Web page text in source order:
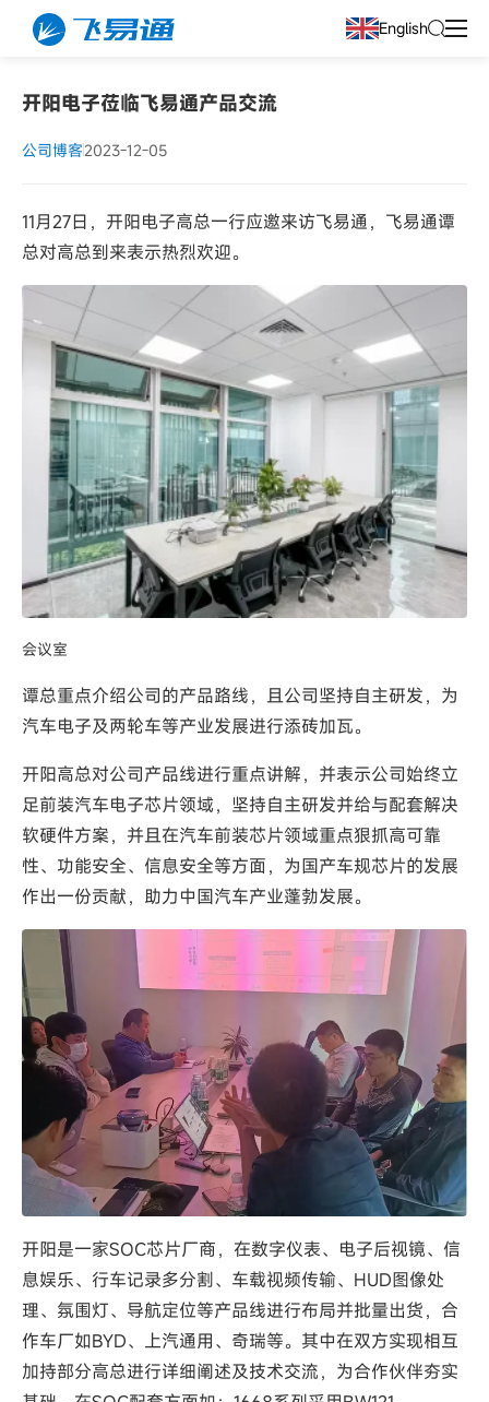
English
开阳电子莅临飞易通产品交流
公司博客2023-12-05
11月27日，开阳电子高总一行应邀来访飞易通，飞易通谭
总对高总到来表示热烈欢迎。
会议室
谭总重点介绍公司的产品路线，且公司坚持自主研发，为
汽车电子及两轮车等产业发展进行添砖加瓦。
开阳高总对公司产品线进行重点讲解，并表示公司始终立
足前装汽车电子芯片领域，坚持自主研发并给与配套解决
软硬件方案，并且在汽车前装芯片领域重点狠抓高可靠
性、功能安全、信息安全等方面，为国产车规芯片的发展
作出一份贡献，助力中国汽车产业蓬勃发展。
开阳是一家SOC芯片厂商，在数字仪表、电子后视镜、信
息娱乐、行车记录多分割、车载视频传输、HUD图像处
理、氛围灯、导航定位等产品线进行布局并批量出货，合
作车厂如BYD、上汽通用、奇瑞等。其中在双方实现相互
加持部分高总进行详细阐述及技术交流，为合作伙伴夯实